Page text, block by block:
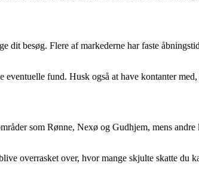
besøg. Flere af markederne har faste
fund. Husk også at have kontanter
som Rønne, Nexø og Gudhjem, mens
overrasket over, hvor mange skjulte skatte